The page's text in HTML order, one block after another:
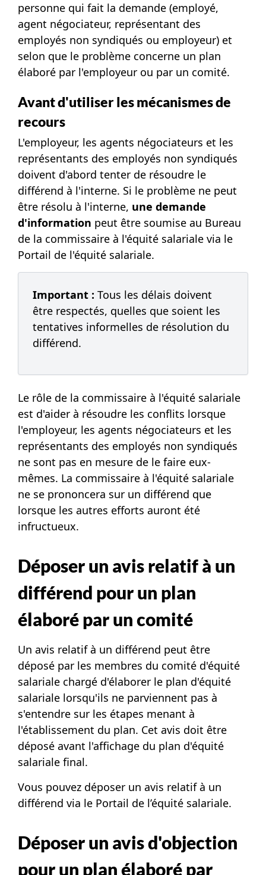
personne qui fait la demande (employé,
agent négociateur, représentant des
employés non syndiqués ou employeur) et
selon que le problème concerne un plan
élaboré par l'employeur ou par un comité.
Avant d'utiliser les mécanismes de
recours
L'employeur, les agents négociateurs et les
représentants des employés non syndiqués
doivent d'abord tenter de résoudre le
différend à l'interne. Si le problème ne peut
être résolu à l'interne, une demande
d'information peut être soumise au Bureau
de la commissaire à l'équité salariale via le
Portail de l'équité salariale.
Important : Tous les délais doivent
être respectés, quelles que soient les
tentatives informelles de résolution du
différend.
Le rôle de la commissaire à l'équité salariale
est d'aider à résoudre les conflits lorsque
l'employeur, les agents négociateurs et les
représentants des employés non syndiqués
ne sont pas en mesure de le faire eux-
mêmes. La commissaire à l'équité salariale
ne se prononcera sur un différend que
lorsque les autres efforts auront été
infructueux.
Déposer un avis relatif à un
différend pour un plan
élaboré par un comité
Un avis relatif à un différend peut être
déposé par les membres du comité d'équité
salariale chargé d'élaborer le plan d'équité
salariale lorsqu'ils ne parviennent pas à
s'entendre sur les étapes menant à
l'établissement du plan. Cet avis doit être
déposé avant l'affichage du plan d'équité
salariale final.
Vous pouvez déposer un avis relatif à un
différend via le Portail de l’équité salariale.
Déposer un avis d'objection
pour un plan élaboré par